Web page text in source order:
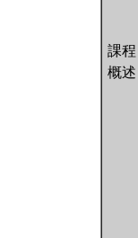
課程
概述